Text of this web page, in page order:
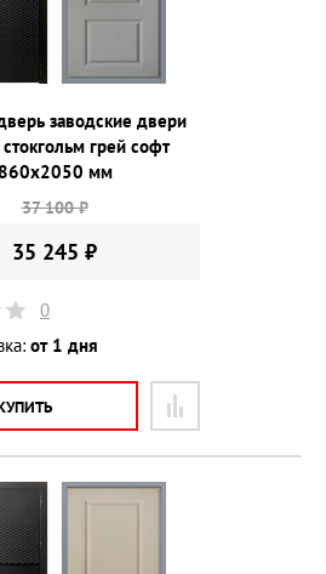
заводские двери
грей софт
860х2050 мм
37 100 ₽
35 245 ₽
0
от 1 дня